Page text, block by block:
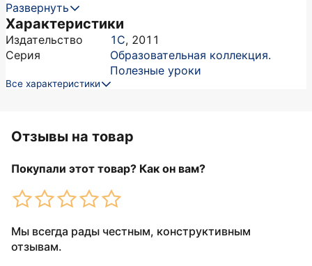
Развернуть
Характеристики
Издательство 1С, 2011
Серия
Образовательная коллекция.
Полезные уроки
Все характеристики
Отзывы на товар
Покупали этот товар? Как он вам?
Мы всегда рады честным, конструктивным
отзывам.